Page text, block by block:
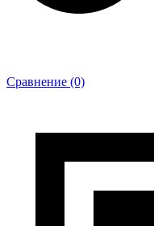
Сравнение (0)